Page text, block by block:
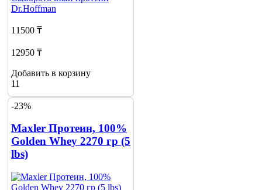
Dr.Hoffman
11500 ₸
12950 ₸
Добавить в корзину
11
-23%
Maxler Протеин, 100%
Golden Whey 2270 гр (5
lbs)